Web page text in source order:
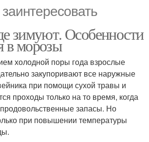
зимуют. Особенности
в морозы
холодной поры года взрослые
закупоривают все наружные
при помощи сухой травы и
проходы только на то время, когда
запасы. Но
при повышении температуры